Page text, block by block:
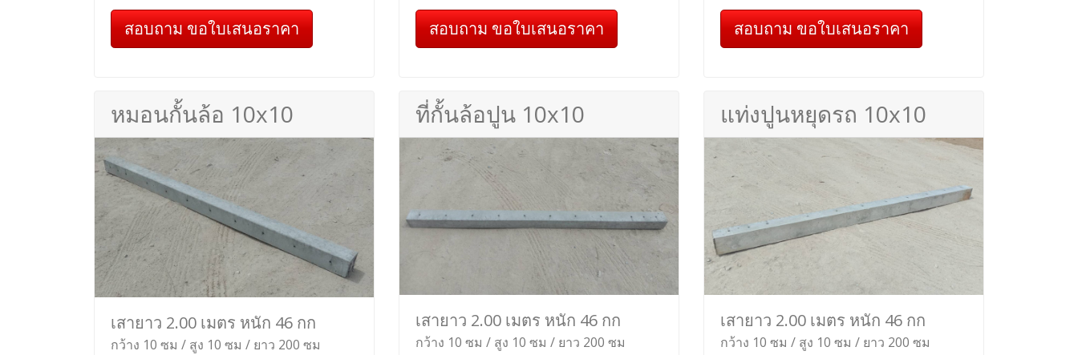
สอบถาม ขอใบเสนอราคา สอบถาม ขอใบเสนอราคา สอบถาม ขอใบเสนอราคา
หมอนกั้นล้อ 10x10
เสายาว 2.00 เมตร หนัก 46 กก
กว้าง 10 ซม / สูง 10 ซม / ยาว 200 ซม
ที่กั้นล้อปูน 10x10
เสายาว 2.00 เมตร หนัก 46 กก
กว้าง 10 ซม / สูง 10 ซม / ยาว 200 ซม
แท่งปูนหยุดรถ 10x10
เสายาว 2.00 เมตร หนัก 46 กก
กว้าง 10 ซม / สูง 10 ซม / ยาว 200 ซม